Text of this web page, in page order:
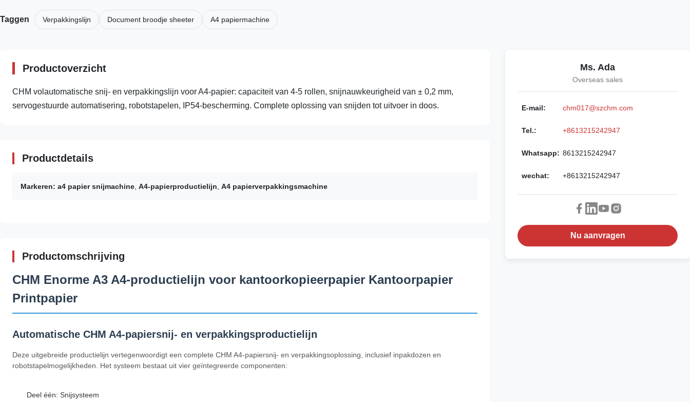
Taggen Verpakkingslijn Document broodje sheeter A4 papiermachine
Productoverzicht
CHM volautomatische snij- en verpakkingslijn voor A4-papier: capaciteit van 4-5 rollen, snijnauwkeurigheid van ± 0,2 mm,
servogestuurde automatisering, robotstapelen, IP54-bescherming. Complete oplossing van snijden tot uitvoer in doos.
Productdetails
Markeren: a4 papier snijmachine A4-papierproductielijn A4 papierverpakkingsmachine
Productomschrijving
CHM Enorme A3 A4-productielijn voor kantoorkopieerpapier Kantoorpapier
Printpapier
Automatische CHM A4-papiersnij- en verpakkingsproductielijn
Deze uitgebreide productielijn vertegenwoordigt een complete CHM A4-papiersnij- en verpakkingsoplossing, inclusief inpakdozen en
robotstapelmogelijkheden. Het systeem bestaat uit vier geïntegreerde componenten:
Deel één: Snijsysteem
Ms. Ada
Overseas sales
E-mail: chm017@szchm.com
Tel.: +8613215242947
Whatsapp: 8613215242947
wechat: +8613215242947
Nu aanvragen